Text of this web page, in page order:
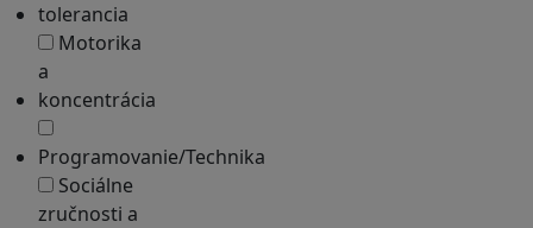
tolerancia
Motorika
a
koncentrácia
Programovanie/Technika
Sociálne
zručnosti a